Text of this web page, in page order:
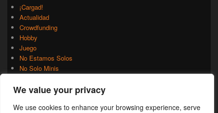
We value your privacy
We use cookies to enhance your browsing experience, serve
¡Cargad!
Actualidad
Crowdfunding
Hobby
Juego
No Estamos Solos
No Solo Minis
Rumores
Uncategorized